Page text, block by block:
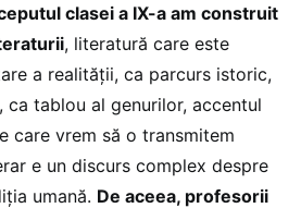
clasei a IX-a am construit
, literatură care este
a realității, ca parcurs istoric,
ca tablou al genurilor, accentul
care vrem să o transmitem
e un discurs complex despre
umană. De aceea, profesorii